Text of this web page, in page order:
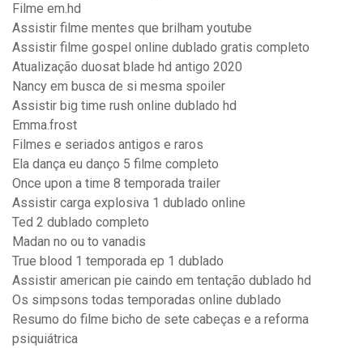
Filme em.hd
Assistir filme mentes que brilham youtube
Assistir filme gospel online dublado gratis completo
Atualização duosat blade hd antigo 2020
Nancy em busca de si mesma spoiler
Assistir big time rush online dublado hd
Emma.frost
Filmes e seriados antigos e raros
Ela dança eu danço 5 filme completo
Once upon a time 8 temporada trailer
Assistir carga explosiva 1 dublado online
Ted 2 dublado completo
Madan no ou to vanadis
True blood 1 temporada ep 1 dublado
Assistir american pie caindo em tentação dublado hd
Os simpsons todas temporadas online dublado
Resumo do filme bicho de sete cabeças e a reforma
psiquiátrica